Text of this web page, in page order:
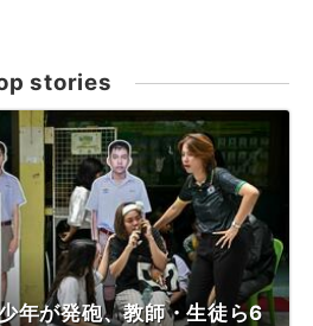
stories
年が発砲、教師・生徒ら6